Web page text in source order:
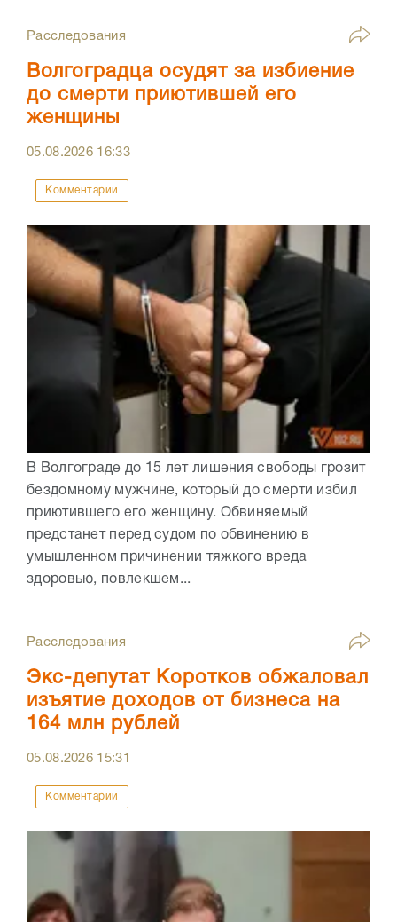
Расследования
Волгоградца осудят за избиение
до смерти приютившей его
женщины
05.08.2026 16:33
Комментарии
В Волгограде до 15 лет лишения свободы грозит
бездомному мужчине, который до смерти избил
приютившего его женщину. Обвиняемый
предстанет перед судом по обвинению в
умышленном причинении тяжкого вреда
здоровью, повлекшем...
Расследования
Экс-депутат Коротков обжаловал
изъятие доходов от бизнеса на
164 млн рублей
05.08.2026 15:31
Комментарии